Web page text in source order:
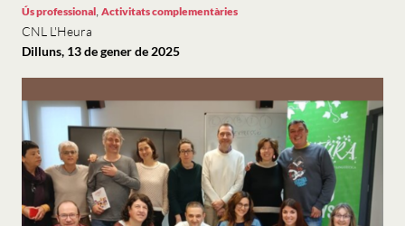
Ús professional Activitats complementàries
CNL L'Heura
Dilluns, 13 de gener de 2025